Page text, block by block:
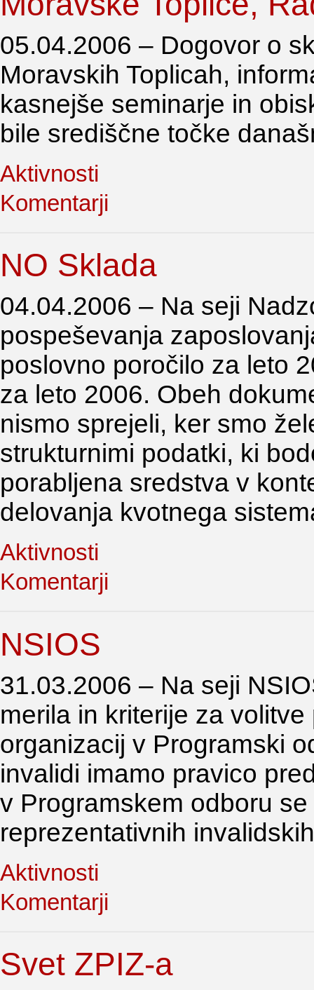
05.04.2006 – Dogovor o
Moravskih Toplicah,
kasnejše seminarje in
bile središčne točke
Aktivnosti
Komentarji
NO Sklada
04.04.2006 – Na seji
pospeševanja
poslovno poročilo za leto
za leto 2006. Obeh
nismo sprejeli, ker smo
strukturnimi podatki, ki
porabljena sredstva v
delovanja kvotnega
Aktivnosti
Komentarji
NSIOS
31.03.2006 – Na seji
merila in kriterije za
organizacij v Programski
invalidi imamo pravico
v Programskem odboru
reprezentativnih
Aktivnosti
Komentarji
Svet ZPIZ-a